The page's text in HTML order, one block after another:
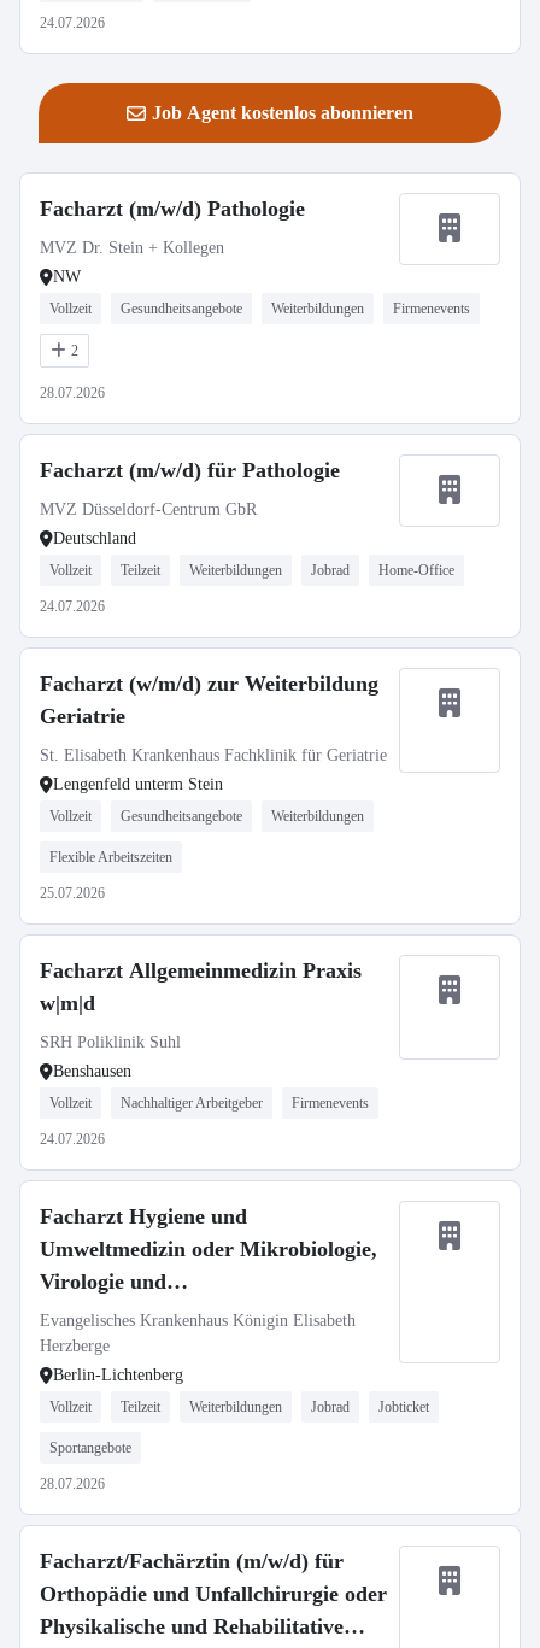
24.07.2026
Job Agent kostenlos abonnieren
Facharzt (m/w/d) Pathologie
MVZ Dr. Stein + Kollegen
NW
Vollzeit Gesundheitsangebote Weiterbildungen Firmenevents
2
28.07.2026
Facharzt (m/w/d) für Pathologie
MVZ Düsseldorf-Centrum GbR
Deutschland
Vollzeit Teilzeit Weiterbildungen Jobrad Home-Office
24.07.2026
Facharzt (w/m/d) zur Weiterbildung
Geriatrie
St. Elisabeth Krankenhaus Fachklinik für Geriatrie
Lengenfeld unterm Stein
Vollzeit Gesundheitsangebote Weiterbildungen
Flexible Arbeitszeiten
25.07.2026
Facharzt Allgemeinmedizin Praxis
w|m|d
SRH Poliklinik Suhl
Benshausen
Vollzeit Nachhaltiger Arbeitgeber Firmenevents
24.07.2026
Facharzt Hygiene und
Umweltmedizin oder Mikrobiologie,
Virologie und
Infektionsepidemiologie (m/w/d)
Evangelisches Krankenhaus Königin Elisabeth
Herzberge
Berlin-Lichtenberg
Vollzeit Teilzeit Weiterbildungen Jobrad Jobticket
Sportangebote
28.07.2026
Facharzt/Fachärztin (m/w/d) für
Orthopädie und Unfallchirurgie oder
Physikalische und Rehabilitative